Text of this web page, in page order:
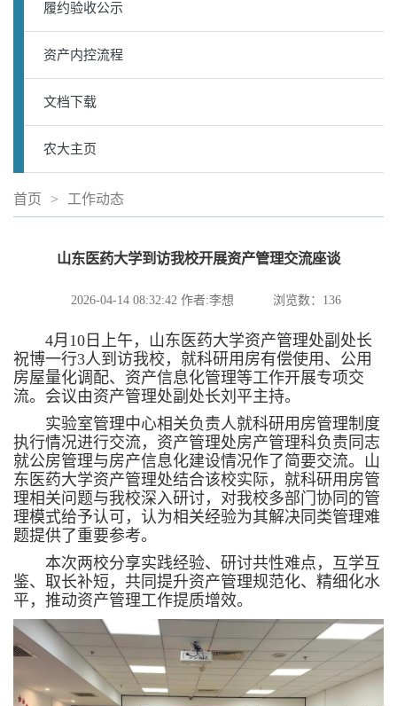
履约验收公示
资产内控流程
文档下载
农大主页
首页 > 工作动态
山东医药大学到访我校开展资产管理交流座谈
2026-04-14 08:32:42 作者:李想 浏览数： 136
4月10日上午，山东医药大学资产管理处副处长
祝博一行3人到访我校，就科研用房有偿使用、公用
房屋量化调配、资产信息化管理等工作开展专项交
流。会议由资产管理处副处长刘平主持。
实验室管理中心相关负责人就科研用房管理制度
执行情况进行交流，资产管理处房产管理科负责同志
就公房管理与房产信息化建设情况作了简要交流。山
东医药大学资产管理处结合该校实际，就科研用房管
理相关问题与我校深入研讨，对我校多部门协同的管
理模式给予认可，认为相关经验为其解决同类管理难
题提供了重要参考。
本次两校分享实践经验、研讨共性难点，互学互
鉴、取长补短，共同提升资产管理规范化、精细化水
平，推动资产管理工作提质增效。